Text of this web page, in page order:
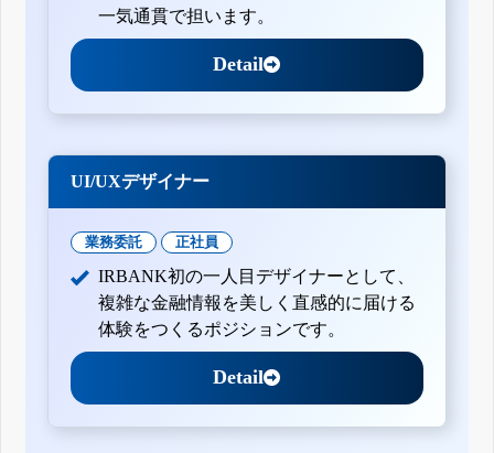
一気通貫で担います。
Detail
UI/UXデザイナー
業務委託 正社員
IRBANK初の一人目デザイナーとして、
複雑な金融情報を美しく直感的に届ける
体験をつくるポジションです。
Detail